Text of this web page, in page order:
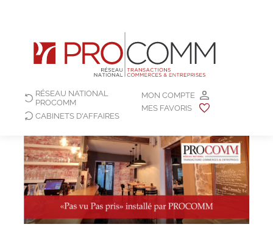
MON COMPTE
MES FAVORIS
RÉSEAU NATIONAL
PROCOMM
CABINETS D'AFFAIRES